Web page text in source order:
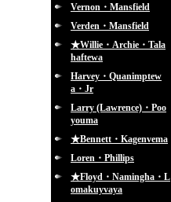
Vernon・Mansfield
Verden・Mansfield
★Willie・Archie・Tala
haftewa
Harvey・Quanimptew
a・Jr
Larry (Lawrence)・Poo
youma
★Bennett・Kagenvema
Loren・Phillips
★Floyd・Namingha・L
omakuyvaya